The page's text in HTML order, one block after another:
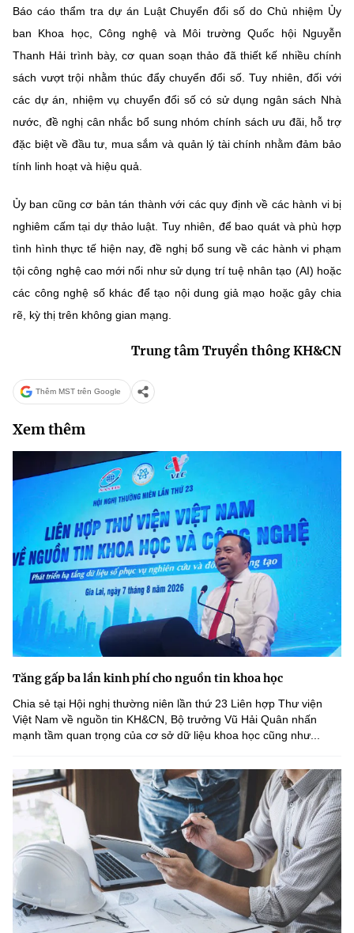
Báo cáo thẩm tra dự án Luật Chuyển đổi số do Chủ nhiệm Ủy
ban Khoa học, Công nghệ và Môi trường Quốc hội Nguyễn
Thanh Hải trình bày, cơ quan soạn thảo đã thiết kế nhiều chính
sách vượt trội nhằm thúc đẩy chuyển đổi số. Tuy nhiên, đối với
các dự án, nhiệm vụ chuyển đổi số có sử dụng ngân sách Nhà
nước, đề nghị cân nhắc bổ sung nhóm chính sách ưu đãi, hỗ trợ
đặc biệt về đầu tư, mua sắm và quản lý tài chính nhằm đảm bảo
tính linh hoạt và hiệu quả.
Ủy ban cũng cơ bản tán thành với các quy định về các hành vi bị
nghiêm cấm tại dự thảo luật. Tuy nhiên, để bao quát và phù hợp
tình hình thực tế hiện nay, đề nghị bổ sung về các hành vi phạm
tội công nghệ cao mới nổi như sử dụng trí tuệ nhân tạo (AI) hoặc
các công nghệ số khác để tạo nội dung giả mạo hoặc gây chia
rẽ, kỳ thị trên không gian mạng.
Trung tâm Truyền thông KH&CN
Thêm MST trên Google
Xem thêm
Tăng gấp ba lần kinh phí cho nguồn tin khoa học
Chia sẻ tại Hội nghị thường niên lần thứ 23 Liên hợp Thư viện
Việt Nam về nguồn tin KH&CN, Bộ trưởng Vũ Hải Quân nhấn
mạnh tầm quan trọng của cơ sở dữ liệu khoa học cũng như...